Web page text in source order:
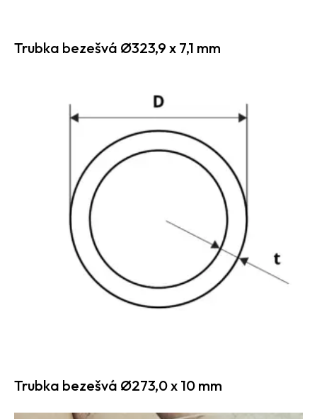
Trubka bezešvá Ø323,9 x 7,1 mm
Trubka bezešvá Ø273,0 x 10 mm